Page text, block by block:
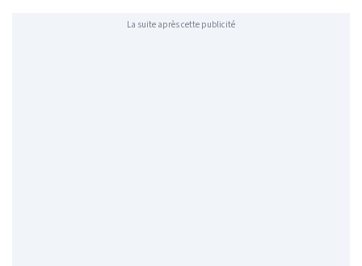
La suite après cette publicité